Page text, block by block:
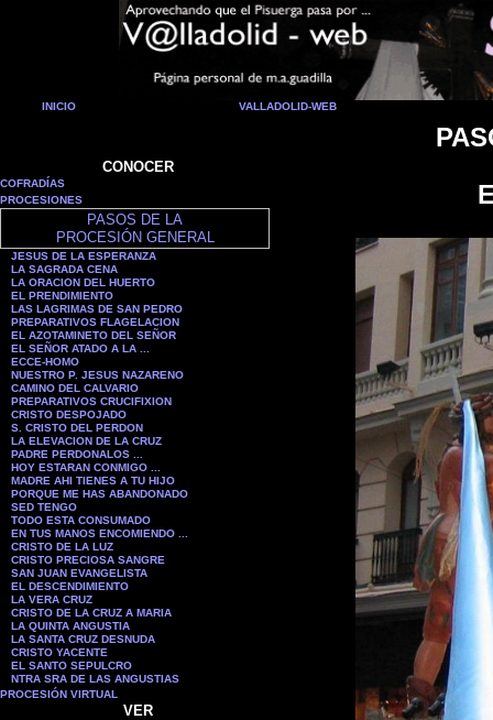
INICIO VALLADOLID-WEB
CONOCER
COFRADÍAS
PROCESIONES
PASOS DE LA
PROCESIÓN GENERAL
JESUS DE LA ESPERANZA
LA SAGRADA CENA
LA ORACION DEL HUERTO
EL PRENDIMIENTO
LAS LAGRIMAS DE SAN PEDRO
PREPARATIVOS FLAGELACION
EL AZOTAMINETO DEL SEÑOR
EL SEÑOR ATADO A LA ...
ECCE-HOMO
NUESTRO P. JESUS NAZARENO
CAMINO DEL CALVARIO
PREPARATIVOS CRUCIFIXION
CRISTO DESPOJADO
S. CRISTO DEL PERDON
LA ELEVACION DE LA CRUZ
PADRE PERDONALOS ...
HOY ESTARAN CONMIGO ...
MADRE AHI TIENES A TU HIJO
PORQUE ME HAS ABANDONADO
SED TENGO
TODO ESTA CONSUMADO
EN TUS MANOS ENCOMIENDO ...
CRISTO DE LA LUZ
CRISTO PRECIOSA SANGRE
SAN JUAN EVANGELISTA
EL DESCENDIMIENTO
LA VERA CRUZ
CRISTO DE LA CRUZ A MARIA
LA QUINTA ANGUSTIA
LA SANTA CRUZ DESNUDA
CRISTO YACENTE
EL SANTO SEPULCRO
NTRA SRA DE LAS ANGUSTIAS
PROCESIÓN VIRTUAL
VER